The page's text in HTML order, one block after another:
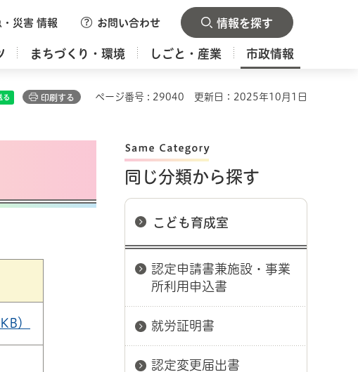
・災害 情報 お問い合わせ 情報を探す
まちづくり・環境 しごと・産業 市政情報
印刷する ページ番号 : 29040 更新日：2025年10月1日
）
同じ分類から探す
こども育成室
認定申請書兼施設・事業
所利用申込書
就労証明書
認定変更届出書